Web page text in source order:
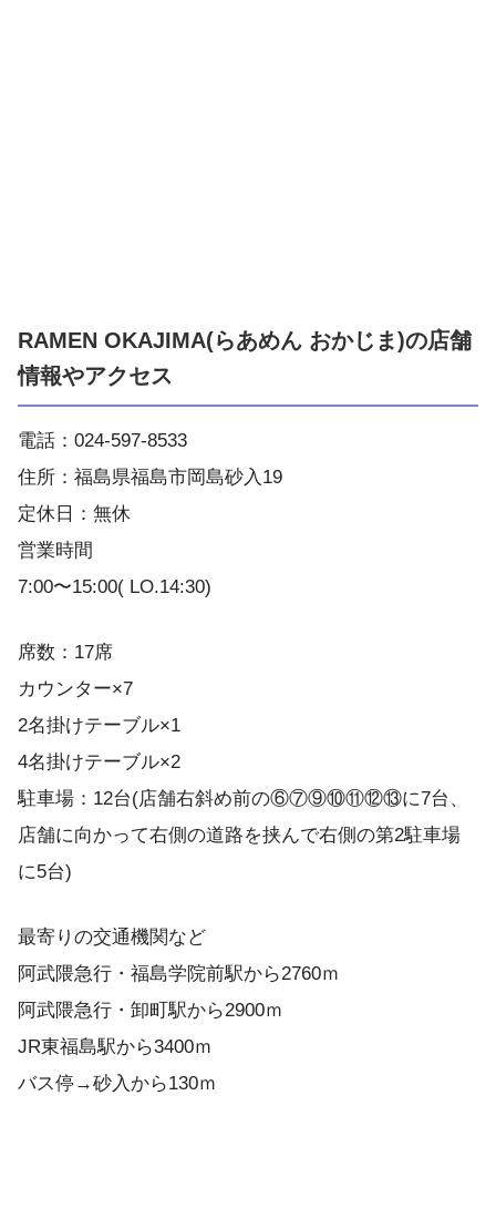
RAMEN OKAJIMA(らあめん おかじま)の店舗
情報やアクセス
電話：024-597-8533
住所：福島県福島市岡島砂入19
定休日：無休
営業時間
7:00〜15:00( LO.14:30)
席数：17席
カウンター×7
2名掛けテーブル×1
4名掛けテーブル×2
駐車場：12台(店舗右斜め前の⑥⑦⑨⑩⑪⑫⑬に7台、
店舗に向かって右側の道路を挟んで右側の第2駐車場
に5台)
最寄りの交通機関など
阿武隈急行・福島学院前駅から2760ｍ
阿武隈急行・卸町駅から2900ｍ
JR東福島駅から3400ｍ
バス停→砂入から130ｍ